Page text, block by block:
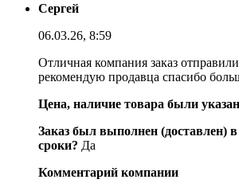
Сергей
06.03.26, 8:59
Отличная компания заказ
рекомендую продавца спасибо
Цена, наличие товара были
Заказ был выполнен (доставлен)
сроки? Да
Комментарий компании